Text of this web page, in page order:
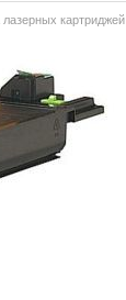
лазерных картриджей